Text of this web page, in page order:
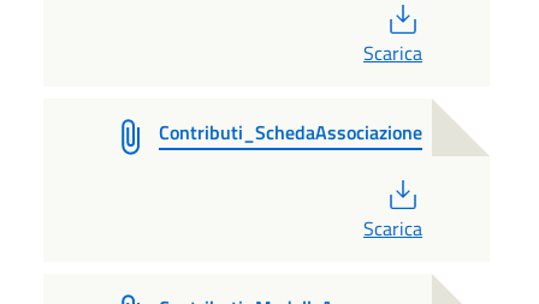
Scarica
Contributi_SchedaAssociazione
Scarica